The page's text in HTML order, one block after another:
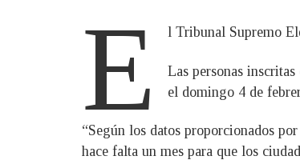
E l Tribunal Supremo
Las personas
el domingo 4 de
“Según los datos proporcionados
hace falta un mes para que los